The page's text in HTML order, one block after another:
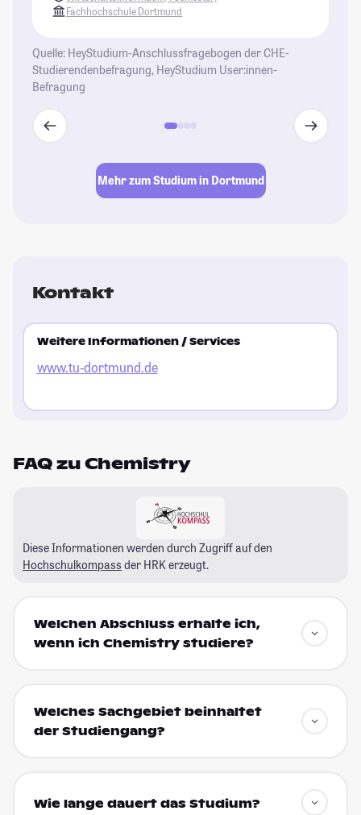
Fachhochschule Dortmund
Quelle: HeyStudium-Anschlussfragebogen der CHE-
Studierendenbefragung, HeyStudium User:innen-
Befragung
Mehr zum Studium in Dortmund
Kontakt
Weitere Informationen / Services
www.tu-dortmund.de
FAQ zu Chemistry
Diese Informationen werden durch Zugriff auf den
Hochschulkompass der HRK erzeugt.
Welchen Abschluss erhalte ich,
wenn ich Chemistry studiere?
Welches Sachgebiet beinhaltet
der Studiengang?
Wie lange dauert das Studium?